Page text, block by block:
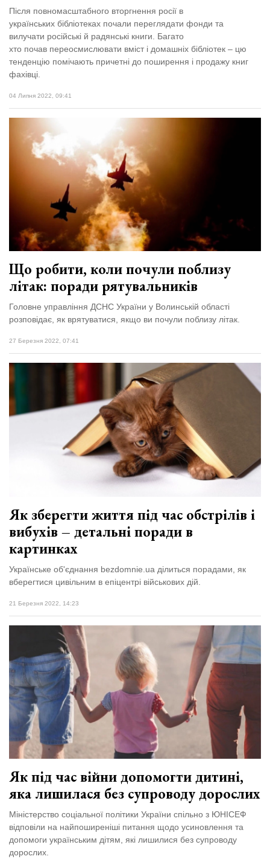
Після повномасштабного вторгнення росії в
українських бібліотеках почали переглядати фонди та
вилучати російські й радянські книги. Багато
хто почав переосмислювати вміст і домашніх бібліотек – цю
тенденцію помічають причетні до поширення і продажу книг
фахівці.
04 Липня 2022, 09:41
Що робити, коли почули поблизу
літак: поради рятувальників
Головне управління ДСНС України у Волинській області
розповідає, як врятуватися, якщо ви почули поблизу літак.
27 Березня 2022, 07:41
Як зберегти життя під час обстрілів і
вибухів – детальні поради в
картинках
Українське об'єднання bezdomnie.ua ділиться порадами, як
вберегтися цивільним в епіцентрі військових дій.
21 Березня 2022, 14:23
Як під час війни допомогти дитині,
яка лишилася без супроводу дорослих
Міністерство соціальної політики України спільно з ЮНІСЕФ
відповіли на найпоширеніші питання щодо усиновлення та
допомоги українським дітям, які лишилися без супроводу
дорослих.